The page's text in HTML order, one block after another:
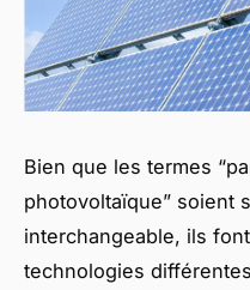
Bien que les termes
photovoltaïque” soient
interchangeable, ils
technologies